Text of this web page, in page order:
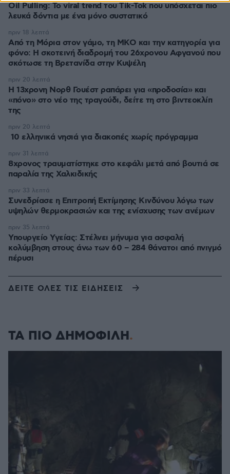
Oil Pulling: To viral trend του Tik-Tok που υπόσχεται πιο
λευκά δόντια με ένα μόνο συστατικό
Από τη Μόρια στον γάμο, τη ΜΚΟ και την κατηγορία για
φόνο: Η σκοτεινή διαδρομή του 26χρονου Αφγανού που
σκότωσε τη Βρετανίδα στην Κυψέλη
πριν 18 λεπτά
Η 13χρονη Νορθ Γουέστ ραπάρει για «προδοσία» και
«πόνο» στο νέο της τραγούδι, δείτε τη στο βιντεοκλίπ
της
πριν 20 λεπτά
10 ελληνικά νησιά για διακοπές χωρίς πρόγραμμα
πριν 20 λεπτά
8χρονος τραυματίστηκε στο κεφάλι μετά από βουτιά σε
παραλία της Χαλκιδικής
πριν 31 λεπτά
Συνεδρίασε η Επιτροπή Εκτίμησης Κινδύνου λόγω των
υψηλών θερμοκρασιών και της ενίσχυσης των ανέμων
πριν 33 λεπτά
Υπουργείο Υγείας: Στέλνει μήνυμα για ασφαλή
κολύμβηση στους άνω των 60 – 284 θάνατοι από πνιγμό
πέρυσι
πριν 35 λεπτά
ΔΕΙΤΕ ΟΛΕΣ ΤΙΣ ΕΙΔΗΣΕΙΣ
ΤΑ ΠΙΟ ΔΗΜΟΦΙΛΗ